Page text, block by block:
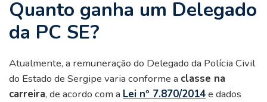
Quanto ganha um Delegado
da PC SE?
Atualmente, a remuneração do Delegado da Polícia Civil
do Estado de Sergipe varia conforme a classe na
carreira, de acordo com a Lei nº 7.870/2014e dados